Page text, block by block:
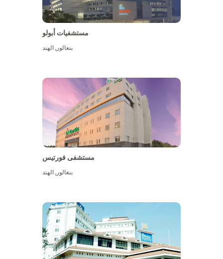
مستشفيات أبولو
بنغالور,الهند
مستشفى فورتيس
بنغالور,الهند